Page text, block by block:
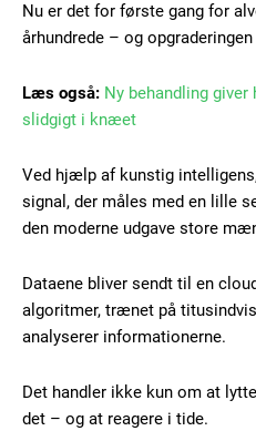
Nu er det for første gang for
århundrede – og
Læs også: Ny behandling
slidgigt i knæet
Ved hjælp af kunstig
signal, der måles med en lille
den moderne udgave store
Dataene bliver sendt til en
algoritmer, trænet på
analyserer informationerne.
Det handler ikke kun om at
det – og at reagere i tide.